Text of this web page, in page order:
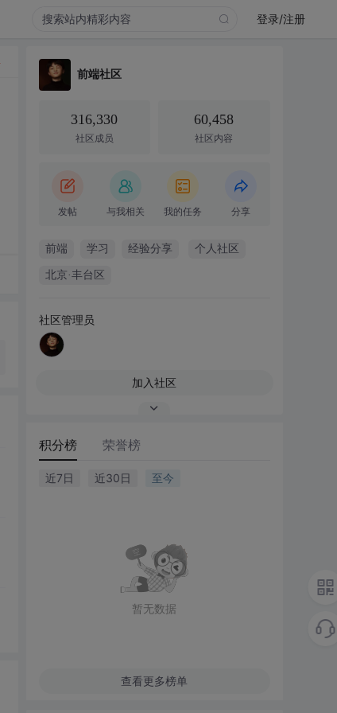
登录/注册
前端社区
316,330
社区成员
60,458
社区内容
发帖 与我相关 我的任务 分享
前端 学习 经验分享 个人社区
北京·丰台区
社区管理员
加入社区
积分榜 荣誉榜
近7日 近30日 至今
暂无数据
查看更多榜单